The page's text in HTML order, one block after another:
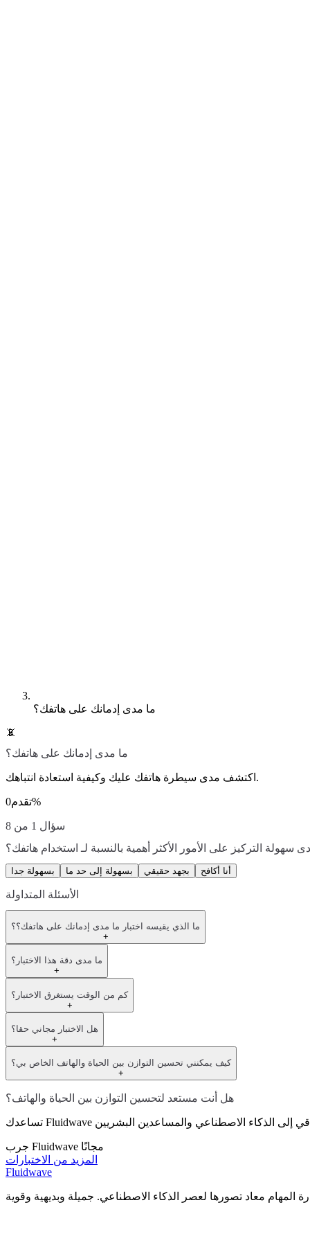
ما مدى إدمانك على هاتفك؟
📵
ما مدى إدمانك على هاتفك؟
اكتشف مدى سيطرة هاتفك عليك وكيفية استعادة انتباهك.
تقدم0 %
سؤال 1 من 8
سهولة التركيز على الأمور الأكثر أهمية بالنسبة لـ استخدام هاتفك؟
بسهولة جدا بسهولة إلى حد ما بجهد حقيقي أنا أكافح
الأسئلة المتداولة
ما الذي يقيسه اختبار ما مدى إدمانك على هاتفك؟؟
+
ما مدى دقة هذا الاختبار؟
+
كم من الوقت يستغرق الاختبار؟
+
هل الاختبار مجاني حقا؟
+
كيف يمكنني تحسين التوازن بين الحياة والهاتف الخاص بي؟
+
هل أنت مستعد لتحسين التوازن بين الحياة والهاتف؟
جرب Fluidwave مجانًا
المزيد من الاختبارات
Fluidwave